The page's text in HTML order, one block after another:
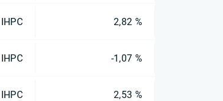
IHPC 2,82 %
IHPC -1,07 %
IHPC 2,53 %